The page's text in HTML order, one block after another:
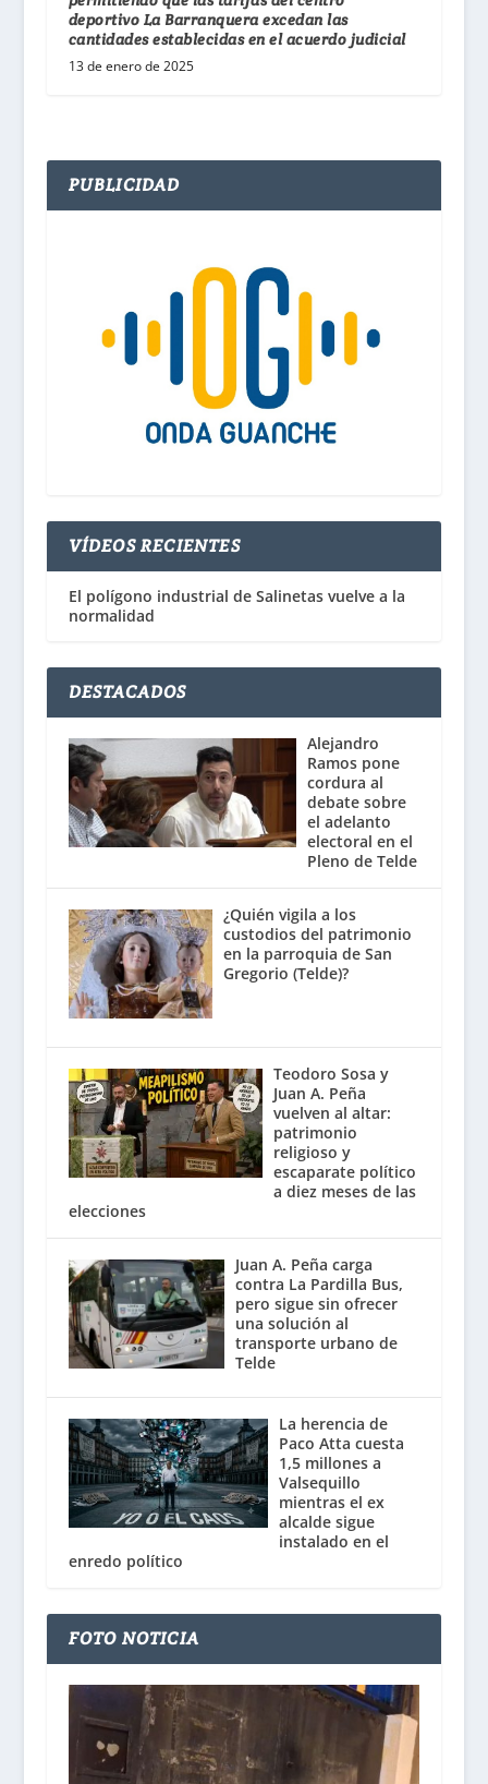
deportivo La Barranquera excedan las
cantidades establecidas en el acuerdo judicial
13 de enero de 2025
PUBLICIDAD
VÍDEOS RECIENTES
El polígono industrial de Salinetas vuelve a la
normalidad
DESTACADOS
Alejandro
Ramos pone
cordura al
debate sobre
el adelanto
electoral en el
Pleno de Telde
¿Quién vigila a los
custodios del patrimonio
en la parroquia de San
Gregorio (Telde)?
Teodoro Sosa y
Juan A. Peña
vuelven al altar:
patrimonio
religioso y
escaparate político
a diez meses de las
elecciones
Juan A. Peña carga
contra La Pardilla Bus,
pero sigue sin ofrecer
una solución al
transporte urbano de
Telde
La herencia de
Paco Atta cuesta
1,5 millones a
Valsequillo
mientras el ex
alcalde sigue
instalado en el
enredo político
FOTO NOTICIA